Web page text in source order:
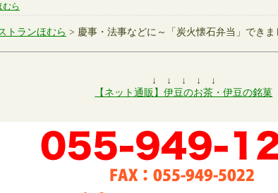
むら
トランほむら > 慶事・法事などに～「炭火懐石弁当」できま
↓ ↓ ↓ ↓ ↓
【ネット通販】伊豆のお茶・伊豆の銘菓